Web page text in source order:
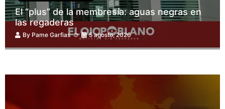
El “plus” de la membresía: aguas negras en
las regaderas
By Pame Garfias 5 agosto, 2026